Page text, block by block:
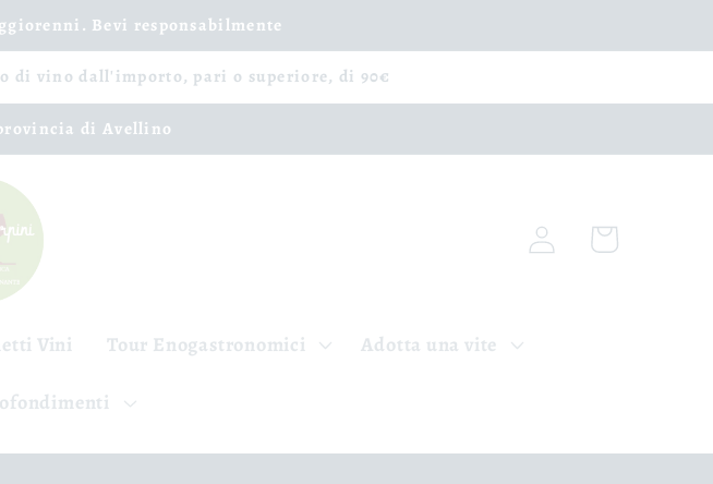
Bevi responsabilmente
di vino dall'importo, pari o superiore, di 90€
di Avellino
Vini Tour Enogastronomici Adotta una vite
Accedi Carrello